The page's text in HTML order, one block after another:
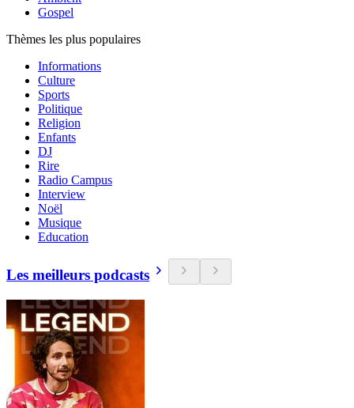
Gospel
Thèmes les plus populaires
Informations
Culture
Sports
Politique
Religion
Enfants
DJ
Rire
Radio Campus
Interview
Noël
Musique
Education
Les meilleurs podcasts